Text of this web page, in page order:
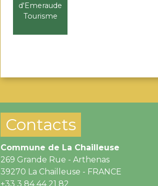
d'Emeraude
Tourisme
Contacts
Commune de La Chailleuse
269 Grande Rue - Arthenas
39270 La Chailleuse - FRANCE
+33 3 84 44 21 82